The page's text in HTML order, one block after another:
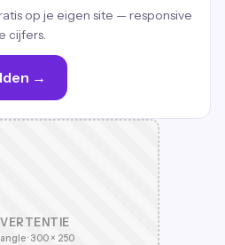
op je eigen site — responsive
cijfers.
→
· 300 × 250